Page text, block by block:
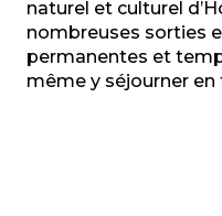
naturel et culturel
nombreuses sorties
permanentes et
même y séjourner